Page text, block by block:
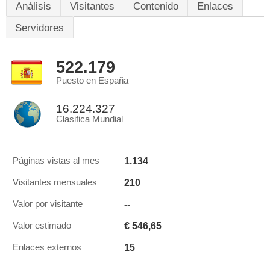
Análisis Visitantes Contenido
Enlaces
Servidores
522.179
Puesto en España
16.224.327
Clasifica Mundial
Páginas vistas al mes 1.134
Visitantes mensuales 210
Valor por visitante --
Valor estimado € 546,65
Enlaces externos 15